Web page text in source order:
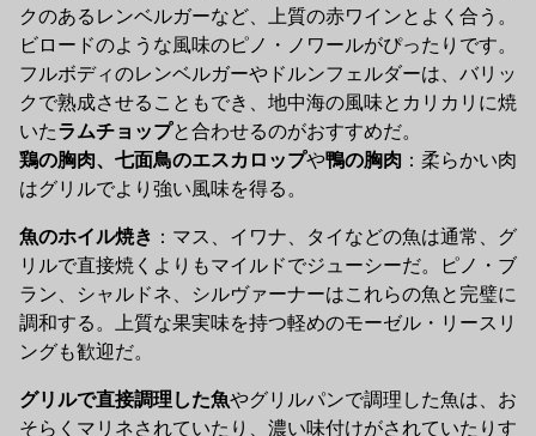
クのあるレンベルガーなど、上質の赤ワインとよく合う。
ビロードのような風味のピノ・ノワールがぴったりです。
フルボディのレンベルガーやドルンフェルダーは、バリッ
クで熟成させることもでき、地中海の風味とカリカリに焼
いたラムチョップと合わせるのがおすすめだ。
鶏の胸肉、七面鳥のエスカロップや鴨の胸肉 ：柔らかい肉
はグリルでより強い風味を得る。
魚のホイル焼き ：マス、イワナ、タイなどの魚は通常、グ
リルで直接焼くよりもマイルドでジューシーだ。ピノ・ブ
ラン、シャルドネ、シルヴァーナーはこれらの魚と完璧に
調和する。上質な果実味を持つ軽めのモーゼル・リースリ
ングも歓迎だ。
グリルで直接調理した魚やグリルパンで調理した魚は、お
そらくマリネされていたり、濃い味付けがされていたりす